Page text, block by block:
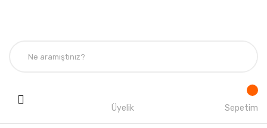
Üyelik Sepetim